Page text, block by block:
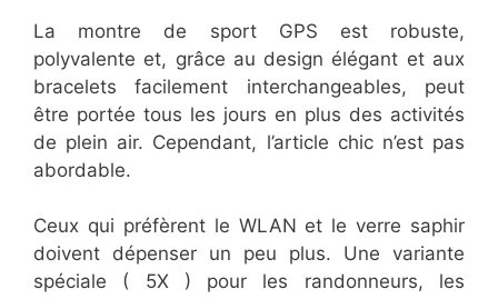
La montre de sport GPS est robuste,
polyvalente et, grâce au design élégant et aux
bracelets facilement interchangeables, peut
être portée tous les jours en plus des activités
de plein air. Cependant, l’article chic n’est pas
abordable.
Ceux qui préfèrent le WLAN et le verre saphir
doivent dépenser un peu plus. Une variante
spéciale ( 5X ) pour les randonneurs, les